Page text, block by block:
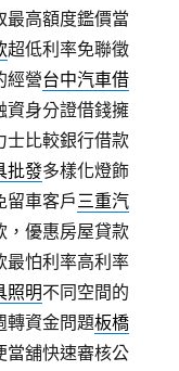
最高額度鑑價當
超低利率免聯徵
經營台中汽車借
資身分證借錢擁
士比較銀行借款
批發多樣化燈飾
留車客戶三重汽
，優惠房屋貸款
最怕利率高利率
照明不同空間的
轉資金問題板橋
當舖快速審核公